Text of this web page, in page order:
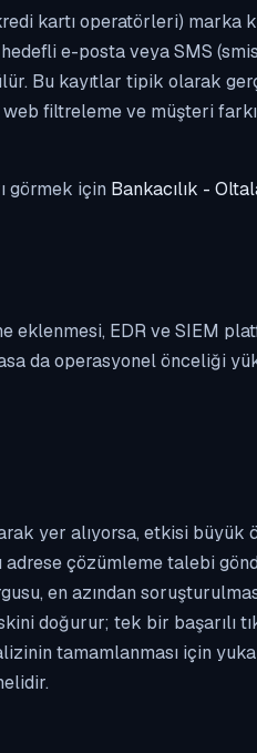
kartı operatörleri)
e-posta veya SMS
Bu kayıtlar tipik olarak
filtreleme ve müşteri
görmek için Bankacılık -
EDR ve SIEM
da operasyonel önceliği
yer alıyorsa, etkisi büyük
çözümleme talebi
en azından
doğurur; tek bir başarılı
tamamlanması için